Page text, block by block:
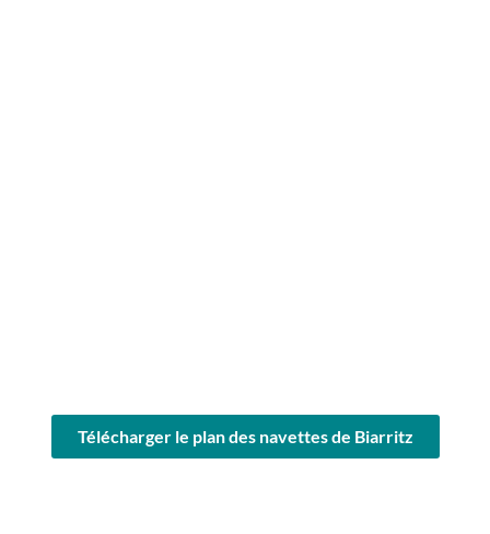
Télécharger le plan des navettes de Biarritz